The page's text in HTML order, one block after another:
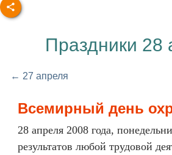
Праздники 28
← 27 апреля
Всемирный день
28 апреля 2008 года,
результатов любой трудовой